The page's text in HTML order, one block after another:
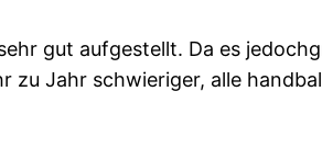
gut aufgestellt. Da es jedoch
Jahr schwieriger, alle